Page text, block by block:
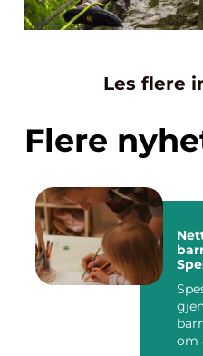
Les flere
Flere
om